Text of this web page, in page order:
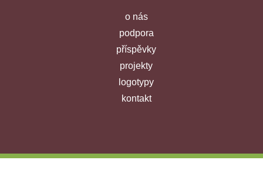
o nás
podpora
příspěvky
projekty
logotypy
kontakt